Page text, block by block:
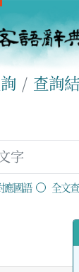
查詢
應國語 全文